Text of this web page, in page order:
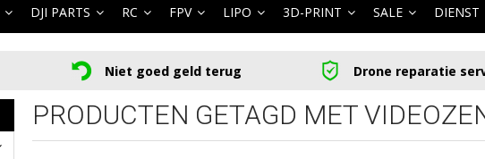
DJI PARTS RC FPV LIPO 3D-PRINT SALE DIENST
Niet goed geld terug Drone reparatie
PRODUCTEN GETAGD MET